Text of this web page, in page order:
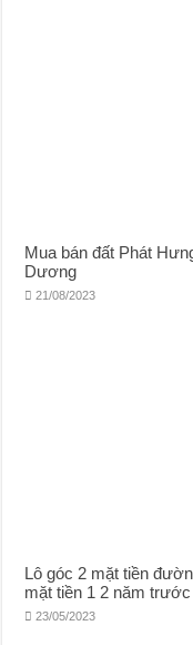
Mua bán đất Phát
Dương
21/08/2023
Lô góc 2 mặt tiền
mặt tiền 1 2 năm trước
23/05/2023